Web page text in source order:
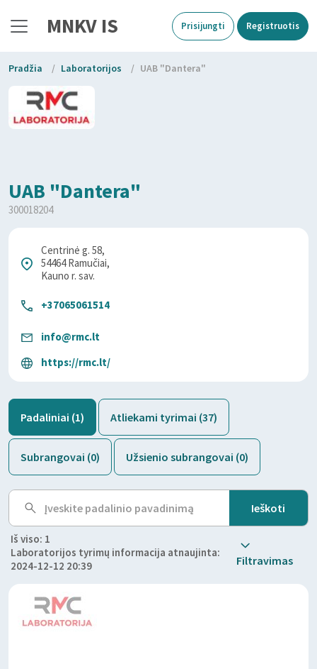
MNKV IS Prisijungti Registruotis
Pradžia / Laboratorijos / UAB "Dantera"
UAB "Dantera"
300018204
Centrinė g. 58,
54464 Ramučiai,
Kauno r. sav.
+37065061514
info@rmc.lt
https://rmc.lt/
Padaliniai (1) Atliekami tyrimai (37)
Subrangovai (0) Užsienio subrangovai (0)
Iš viso: 1
Laboratorijos tyrimų informacija atnaujinta:
2024-12-12 20:39
Filtravimas